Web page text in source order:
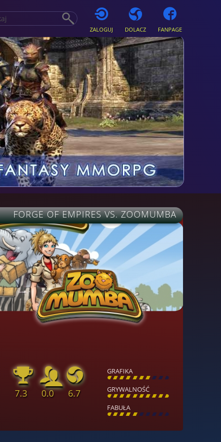
ZALOGUJ DOLACZ FANPAGE
FORGE OF EMPIRES VS. ZOOMUMBA
GRAFIKA
[ \ \ \ \ \ \ \ \ ]
GRYWALNOŚĆ
[ \ \ \ \ \ \ \ \ ]
FABUŁA
[ \ \ \ \ \ \ \ \ ]
7.3 0.0 6.7